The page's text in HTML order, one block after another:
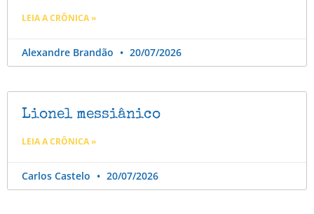
LEIA A CRÔNICA »
Alexandre Brandão 20/07/2026
Lionel messiânico
LEIA A CRÔNICA »
Carlos Castelo 20/07/2026